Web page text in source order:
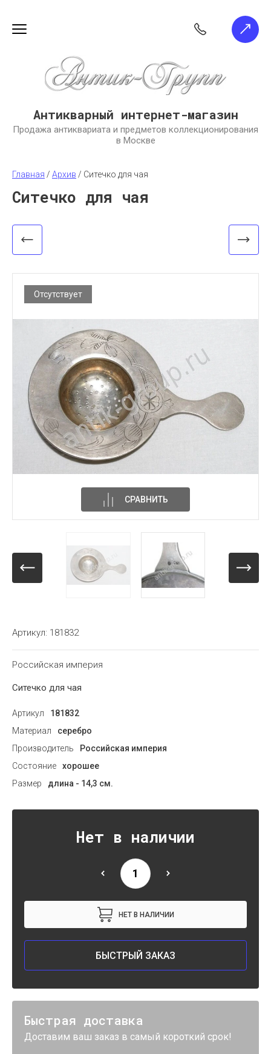
Антикварный интернет-магазин
Продажа антиквариата и предметов коллекционирования
в Москве
Главная / Архив / Ситечко для чая
Ситечко для чая
Отсутствует
СРАВНИТЬ
Артикул: 181832
Российская империя
Ситечко для чая
Артикул
181832
Материал
серебро
Производитель
Российская империя
Состояние
хорошее
Размер
длина - 14,3 см.
Нет в наличии
НЕТ В НАЛИЧИИ
БЫСТРЫЙ ЗАКАЗ
Быстрая доставка
Доставим ваш заказ в самый короткий срок!